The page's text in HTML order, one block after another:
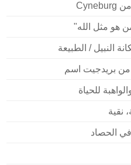
هو مثل الله"
النبيل / الطبيعة
من بريدجيت اسم
للحياة
نقية
في الحصاد